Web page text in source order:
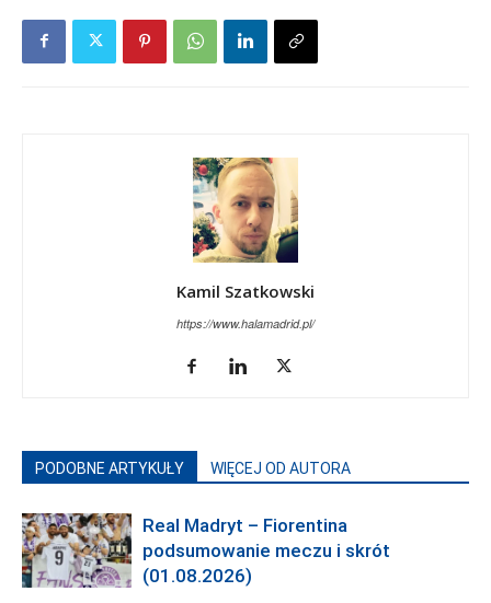
Kamil Szatkowski
https://www.halamadrid.pl/
PODOBNE ARTYKUŁY WIĘCEJ OD AUTORA
Real Madryt – Fiorentina
podsumowanie meczu i skrót
(01.08.2026)